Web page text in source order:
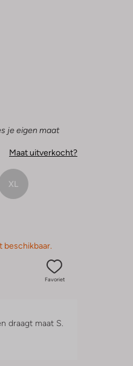
je eigen maat
Maat uitverkocht?
XL
beschikbaar.
Favoriet
draagt maat S.